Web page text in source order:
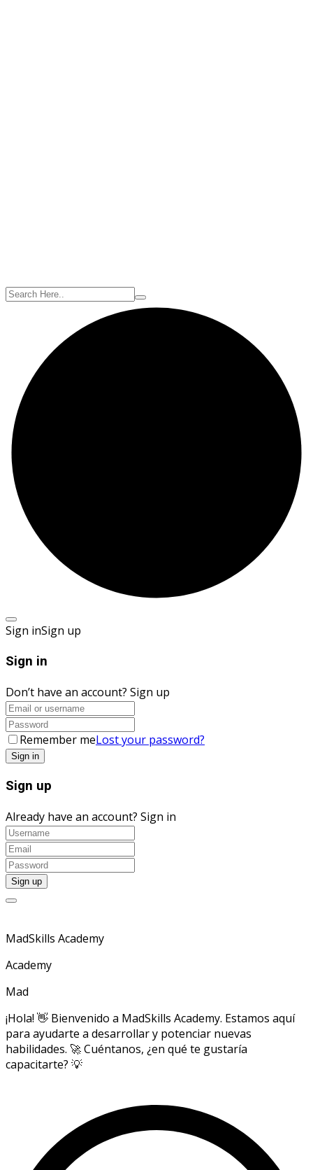
Sign inSign up
Sign in
Don’t have an account? Sign up
Remember meLost your password?
Sign up
Already have an account? Sign in
MadSkills Academy
Academy
Mad
¡Hola! 👋 Bienvenido a MadSkills Academy. Estamos aquí
para ayudarte a desarrollar y potenciar nuevas
habilidades. 🚀 Cuéntanos, ¿en qué te gustaría
capacitarte? 💡